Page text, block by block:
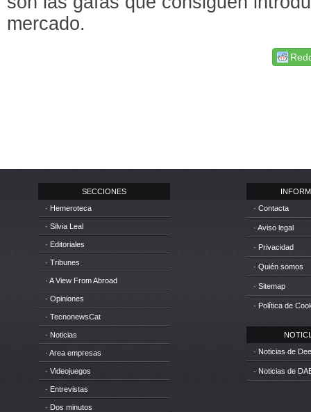
mercado.
SECCIONES
· Hemeroteca
· Silvia Leal
· Editoriales
· Tribunes
· A View From Abroad
· Opiniones
· TecnonewsCat
· Noticias
· Area empresas
· Videojuegos
· Entrevistas
· Dos minutos
· Contacta
· Aviso legal
· Privacidad
· Quién somos
· Sitemap
· Política de
· Noticias de
· Noticias de